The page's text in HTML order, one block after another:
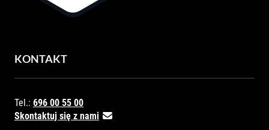
KONTAKT
Tel.: 696 00 55 00
Skontaktuj się z nami